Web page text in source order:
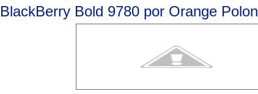
BlackBerry Bold 9780 por Orange